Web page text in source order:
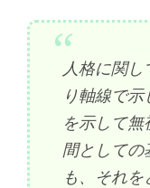
人格に関
り軸線で
を示して無
間としての
も、それ